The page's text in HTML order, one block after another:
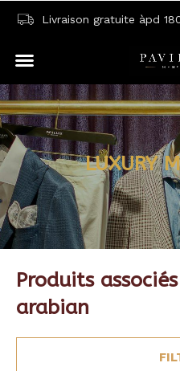
Livraison gratuite àpd
LUXURY
Produits
arabian